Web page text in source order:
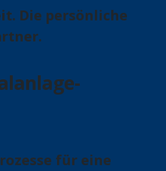
Die persönliche
für eine